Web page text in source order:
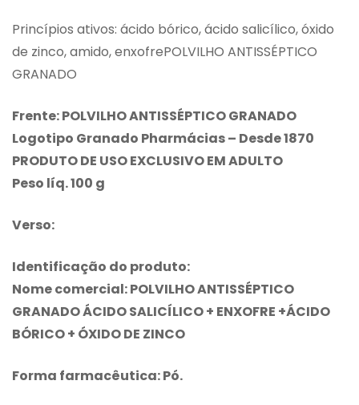
Princípios ativos: ácido bórico, ácido salicílico, óxido
de zinco, amido, enxofrePOLVILHO ANTISSÉPTICO
GRANADO
Frente: POLVILHO ANTISSÉPTICO GRANADO
Logotipo Granado Pharmácias – Desde 1870
PRODUTO DE USO EXCLUSIVO EM ADULTO
Peso líq. 100 g
Verso:
Identificação do produto:
Nome comercial:POLVILHO ANTISSÉPTICO
GRANADO ÁCIDO SALICÍLICO + ENXOFRE +ÁCIDO
BÓRICO + ÓXIDO DE ZINCO
Forma farmacêutica:Pó.